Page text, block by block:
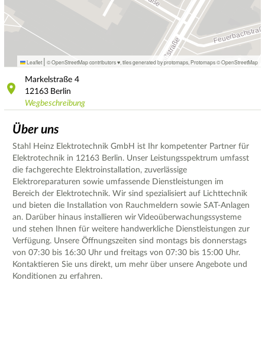
Leaflet | © OpenStreetMap contributors ♥, tiles generated by protomaps Protomaps©OpenStreetMap
Markelstraße 4
12163 Berlin
Wegbeschreibung
Über uns
Stahl Heinz Elektrotechnik GmbH ist Ihr kompetenter Partner für
Elektrotechnik in 12163 Berlin. Unser Leistungsspektrum umfasst
die fachgerechte Elektroinstallation, zuverlässige
Elektroreparaturen sowie umfassende Dienstleistungen im
Bereich der Elektrotechnik. Wir sind spezialisiert auf Lichttechnik
und bieten die Installation von Rauchmeldern sowie SAT-Anlagen
an. Darüber hinaus installieren wir Videoüberwachungssysteme
und stehen Ihnen für weitere handwerkliche Dienstleistungen zur
Verfügung. Unsere Öffnungszeiten sind montags bis donnerstags
von 07:30 bis 16:30 Uhr und freitags von 07:30 bis 15:00 Uhr.
Kontaktieren Sie uns direkt, um mehr über unsere Angebote und
Konditionen zu erfahren.